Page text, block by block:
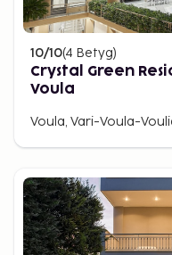
10/10(4 Betyg)
Crystal Green
Voula
Voula, Vari-Voula-